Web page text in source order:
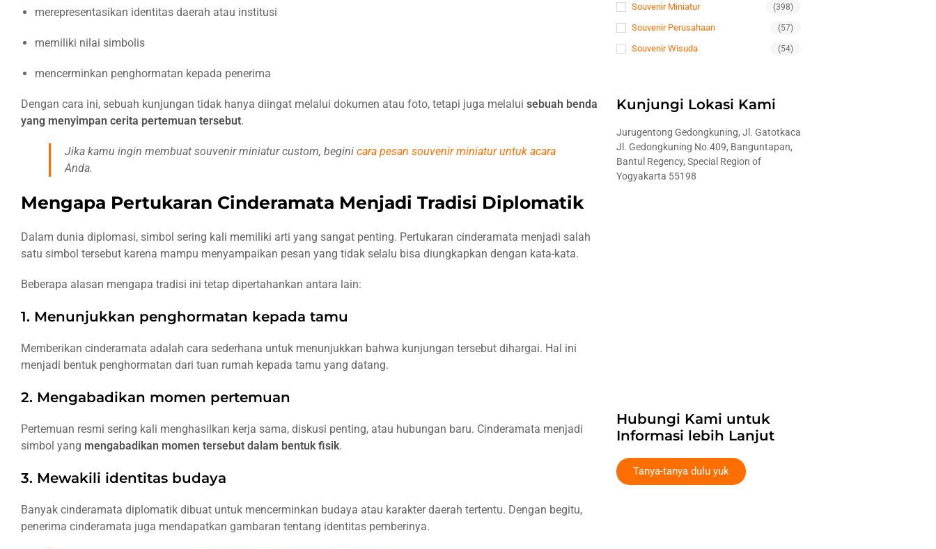
pertemuan
3.
identitas
Situasi di
Pertukaran
Cinderamata
Dilakukan
Cinderamata
yang Sering
kenang-
Miniatur
atau
khas
seni
simbolis
merepresentasikan identitas daerah atau institusi
memiliki nilai simbolis
mencerminkan penghormatan kepada penerima
Dengan cara ini, sebuah kunjungan tidak hanya diingat melalui dokumen atau foto, tetapi juga melalui sebuah benda
yang menyimpan cerita pertemuan tersebut.
Jika kamu ingin membuat souvenir miniatur custom, begini cara pesan souvenir miniatur untuk acara
Anda.
Mengapa Pertukaran Cinderamata Menjadi Tradisi Diplomatik
Dalam dunia diplomasi, simbol sering kali memiliki arti yang sangat penting. Pertukaran cinderamata menjadi salah
satu simbol tersebut karena mampu menyampaikan pesan yang tidak selalu bisa diungkapkan dengan kata-kata.
Beberapa alasan mengapa tradisi ini tetap dipertahankan antara lain:
1. Menunjukkan penghormatan kepada tamu
Memberikan cinderamata adalah cara sederhana untuk menunjukkan bahwa kunjungan tersebut dihargai. Hal ini
menjadi bentuk penghormatan dari tuan rumah kepada tamu yang datang.
2. Mengabadikan momen pertemuan
Pertemuan resmi sering kali menghasilkan kerja sama, diskusi penting, atau hubungan baru. Cinderamata menjadi
simbol yang mengabadikan momen tersebut dalam bentuk fisik.
3. Mewakili identitas budaya
Banyak cinderamata diplomatik dibuat untuk mencerminkan budaya atau karakter daerah tertentu. Dengan begitu,
penerima cinderamata juga mendapatkan gambaran tentang identitas pemberinya.
Souvenir Miniatur (398)
Souvenir Perusahaan (57)
Souvenir Wisuda (54)
Kunjungi Lokasi Kami
Jurugentong Gedongkuning, Jl. Gatotkaca
Jl. Gedongkuning No.409, Banguntapan,
Bantul Regency, Special Region of
Yogyakarta 55198
Hubungi Kami untuk
Informasi lebih Lanjut
Tanya-tanya dulu yuk